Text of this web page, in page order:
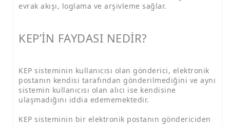
evrak akışı, loglama ve arşivleme sağlar.
KEP’İN FAYDASI NEDİR?
KEP sisteminin kullanıcısı olan gönderici, elektronik
postanın kendisi tarafından gönderilmediğini ve aynı
sistemin kullanıcısı olan alıcı ise kendisine
ulaşmadığını iddia edememektedir.
KEP sisteminin bir elektronik postanın göndericiden